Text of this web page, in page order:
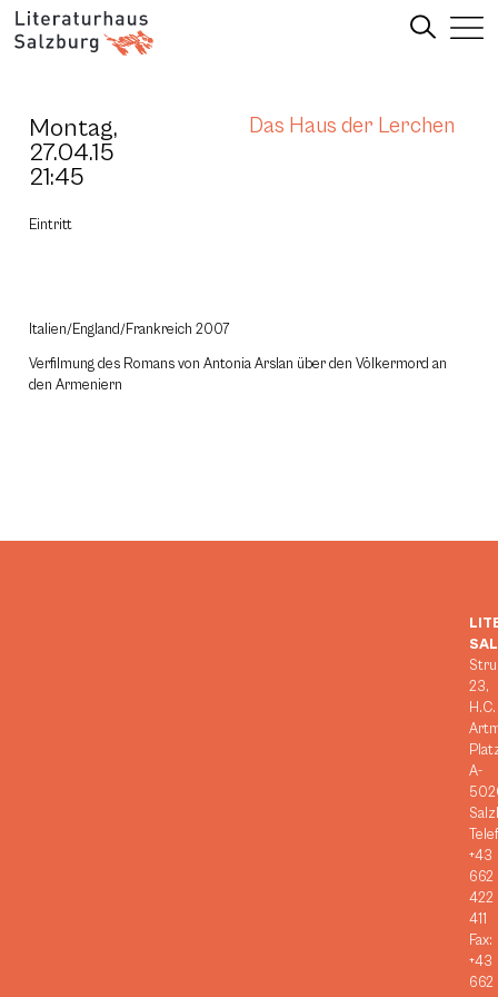
Montag,
27.04.15
21:45
Das Haus der Lerchen
Eintritt
Italien/England/Frankreich 2007
Verfilmung des Romans von Antonia Arslan über den Völkermord an
den Armeniern
23,
H.C.
A-
+43
662
422
411
Fax:
+43
662